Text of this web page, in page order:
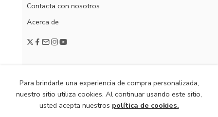
Contacta con nosotros
Acerca de
© 2020Viste De Fiesta
Para brindarle una experiencia de compra personalizada,
nuestro sitio utiliza cookies. Al continuar usando este sitio,
usted acepta nuestros política de cookies.